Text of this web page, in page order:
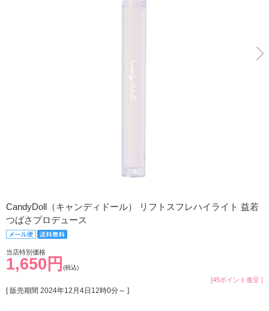
CandyDoll（キャンディドール） リフトスフレハイライト 益若
つばさプロデュース
当店特別価格
1,650円 (税込)
[45ポイント進呈 ]
[ 販売期間 2024年12月4日12時0分～ ]